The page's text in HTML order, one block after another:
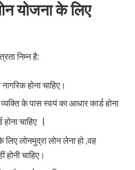
योजना के लिए
निम्न है:
होना चाहिए।
के पास स्वयं का आधार कार्ड होना
चाहिए
।
लिए लोनमुद्रा लोन लेना हो ,वह
होनी चाहिए।